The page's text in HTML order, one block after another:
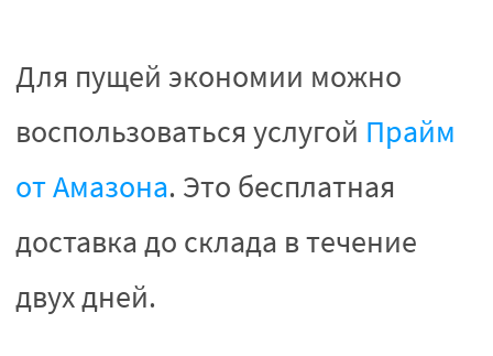
Для пущей экономии можно
воспользоваться услугой Прайм
от Амазона. Это бесплатная
доставка до склада в течение
двух дней.